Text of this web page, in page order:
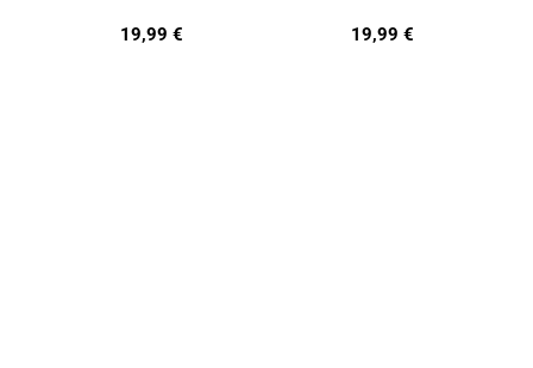
19,99 € 19,99 €